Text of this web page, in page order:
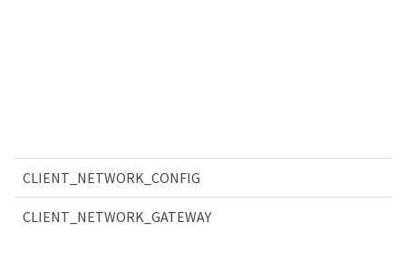
CLIENT_NETWORK_CONFIG
CLIENT_NETWORK_GATEWAY